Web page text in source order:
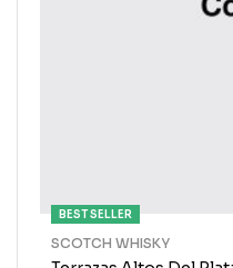
BEST SELLER
SCOTCH WHISKY